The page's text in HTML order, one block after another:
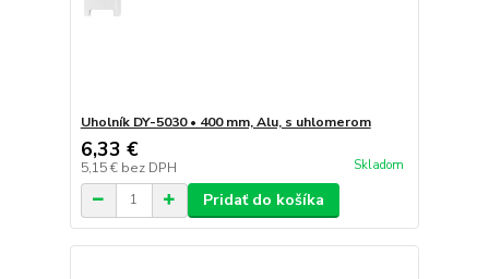
Uholník DY-5030 • 400 mm, Alu, s uhlomerom
6,33 €
5,15 € bez DPH Skladom
Pridať do košíka